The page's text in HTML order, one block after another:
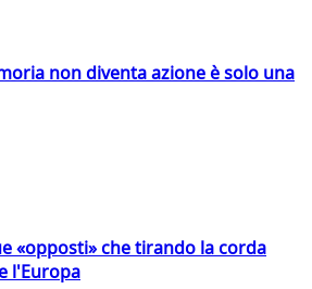
non diventa azione è solo una
«opposti» che tirando la corda
l'Europa